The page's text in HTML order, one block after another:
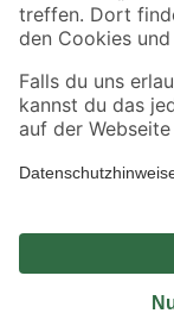
Alle Preisangaben in EUR
Umständen nicht in allen
Produkte nur solange der
*Paketversand ab 59 €
Nutzungsbedingungen